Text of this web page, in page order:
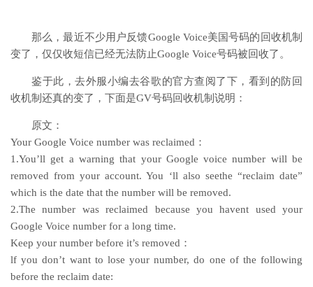
那么，最近不少用户反馈Google Voice美国号码的回收机制
变了，仅仅收短信已经无法防止Google Voice号码被回收了。
鉴于此，去外服小编去谷歌的官方查阅了下，看到的防回
收机制还真的变了，下面是GV号码回收机制说明：
原文：
Your Google Voice number was reclaimed：
1.You’ll get a warning that your Google voice number will be
removed from your account. You ‘ll also seethe “reclaim date”
which is the date that the number will be removed.
2.The number was reclaimed because you havent used your
Google Voice number for a long time.
Keep your number before it’s removed：
lf you don’t want to lose your number, do one of the following
before the reclaim date: